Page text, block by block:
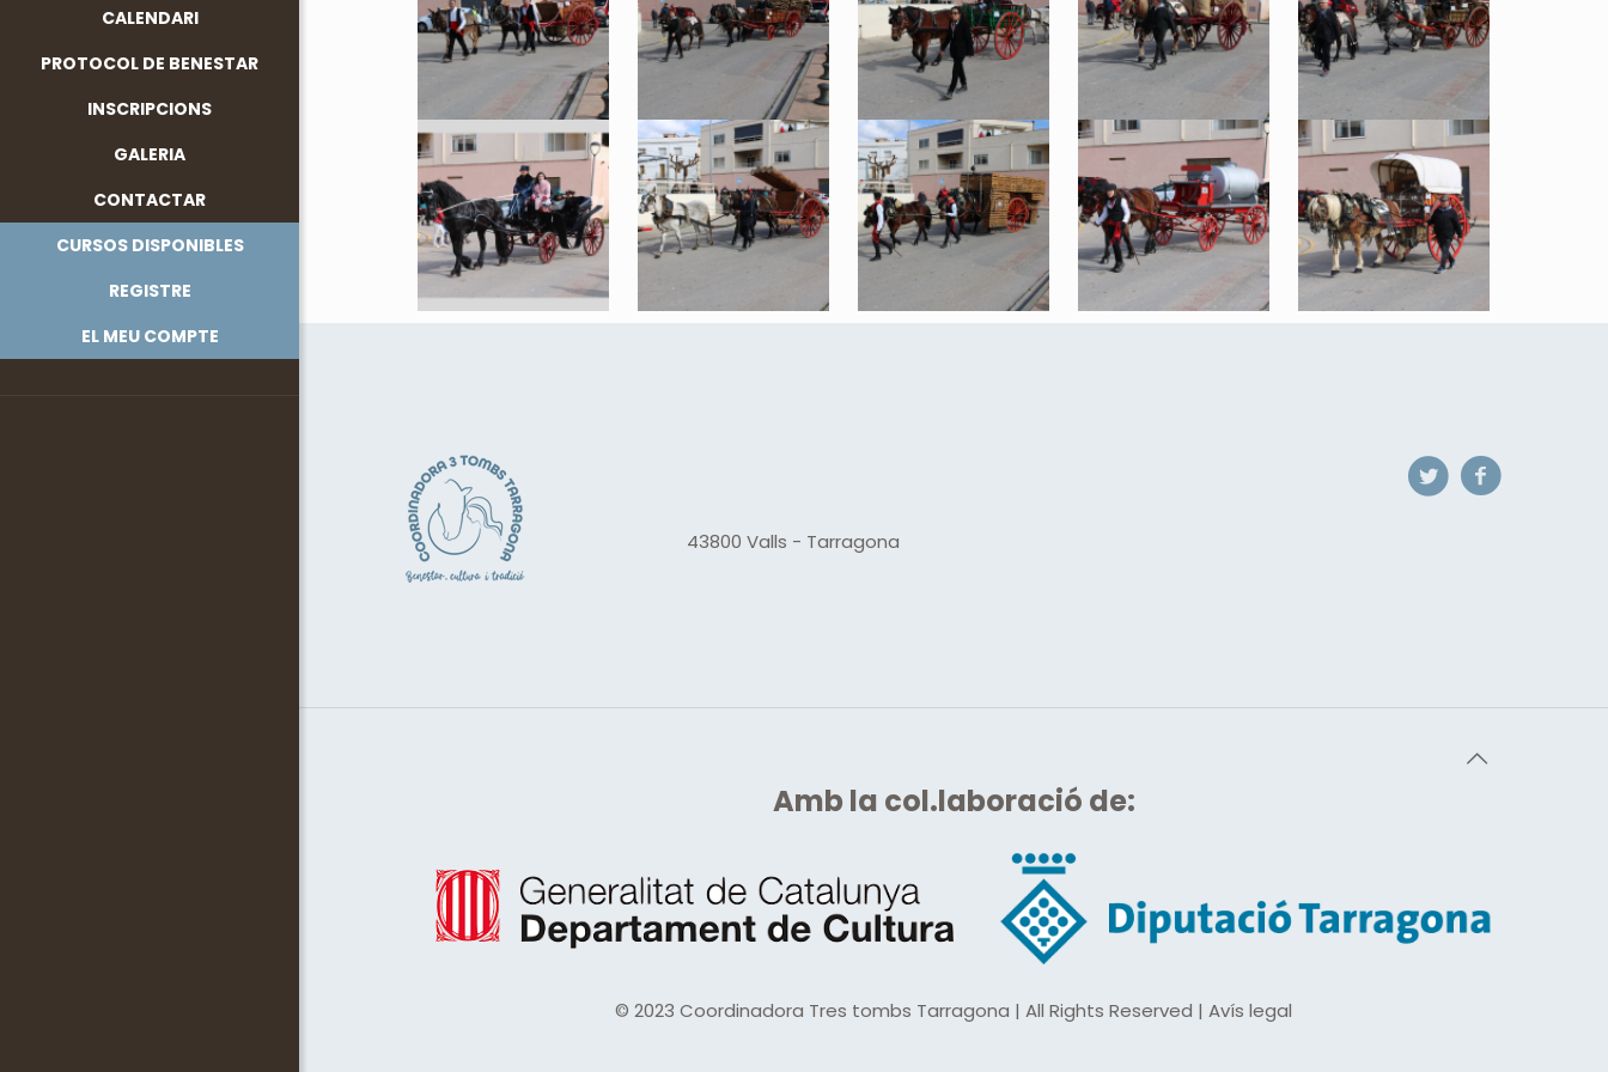
CALENDARI
PROTOCOL DE BENESTAR
INSCRIPCIONS
GALERIA
CONTACTAR
CURSOS DISPONIBLES
REGISTRE
EL MEU COMPTE
43800 Valls - Tarragona
Amb la col.laboració de:
© 2023 Coordinadora Tres tombs Tarragona | All Rights Reserved | Avís legal